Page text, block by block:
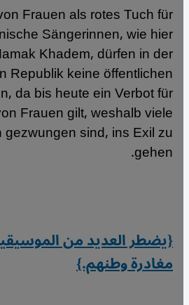
Frauen als rotes Tuch für
Sängerinnen, wie hier
Khadem, dürfen in der
Republik keine öffentlichen
da bis heute ein Verbot für
Frauen gilt, weshalb viele
sind, ins Exil zu
gehen.
{يضطر العديد من
مغادرة وطنهم.}